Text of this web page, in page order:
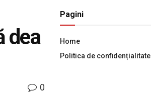
dea
0
Pagini
Home
Politica de confidențialitate